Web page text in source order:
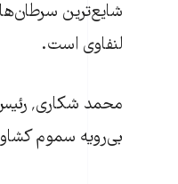
شايع‌ترين
لنفاوی است.
بی‌رويه سموم